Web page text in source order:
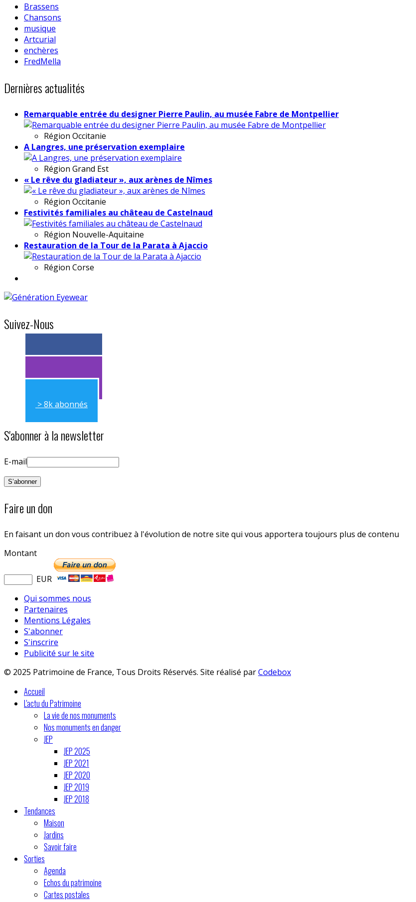
Brassens
Chansons
musique
Artcurial
enchères
FredMella
Dernières actualités
Remarquable entrée du designer Pierre Paulin, au musée Fabre de Montpellier
Région Occitanie
A Langres, une préservation exemplaire
Région Grand Est
« Le rêve du gladiateur », aux arènes de Nîmes
Région Occitanie
Festivités familiales au château de Castelnaud
Région Nouvelle-Aquitaine
Restauration de la Tour de la Parata à Ajaccio
Région Corse
Suivez-Nous
> 11k abonnés
> 11k abonnés
> 8k abonnés
S'abonner à la newsletter
E-mail
Faire un don
En faisant un don vous contribuez à l'évolution de notre site qui vous apportera toujours plus de contenu
Montant
EUR
Qui sommes nous
Partenaires
Mentions Légales
S'abonner
S'inscrire
Publicité sur le site
© 2025 Patrimoine de France, Tous Droits Réservés. Site réalisé parCodebox
Accueil
L'actu du Patrimoine
La vie de nos monuments
Nos monuments en danger
JEP
JEP 2025
JEP 2021
JEP 2020
JEP 2019
JEP 2018
Tendances
Maison
Jardins
Savoir faire
Sorties
Agenda
Echos du patrimoine
Cartes postales